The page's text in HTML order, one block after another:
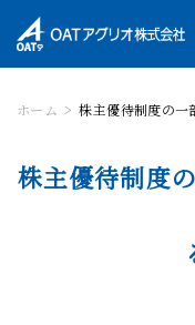
ホーム 株主優待制度の一
株主優待制度